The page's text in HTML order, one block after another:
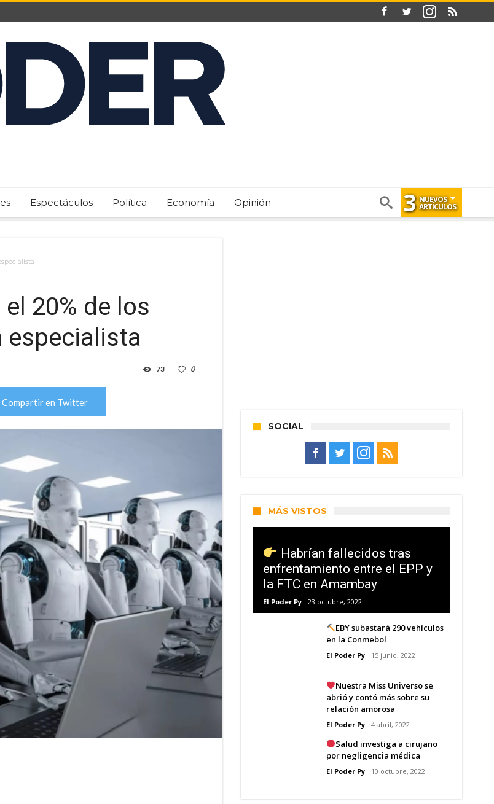
Espectáculos Política Economía Opinión 3 NUEVOS
ARTÍCULOS
20% de los
especialista
0
73
Compartir en Twitter
SOCIAL
MÁS VISTOS
Habrían fallecidos tras
enfrentamiento entre el EPP y
la FTC en Amambay
El Poder Py 23 octubre, 2022
EBY subastará 290 vehículos
en la Conmebol
El Poder Py 15 junio, 2022
Nuestra Miss Universo se
abrió y contó más sobre su
relación amorosa
El Poder Py 4 abril, 2022
Salud investiga a cirujano
por negligencia médica
El Poder Py 10 octubre, 2022